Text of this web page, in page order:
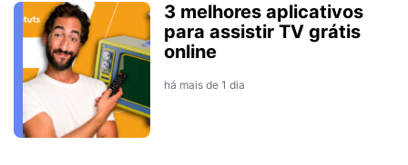
3 melhores aplicativos
para assistir TV grátis
online
há mais de 1 dia